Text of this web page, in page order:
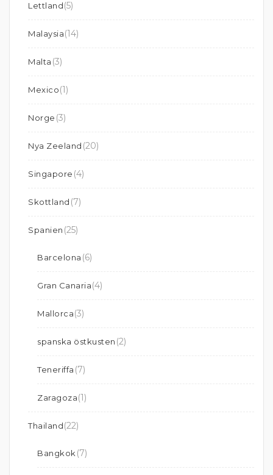
Lettland(5)
Malaysia(14)
Malta (3)
Mexico(1)
Norge (3)
Nya Zeeland (20)
Singapore (4)
Skottland (7)
Spanien (25)
Barcelona (6)
Gran Canaria(4)
Mallorca(3)
spanska östkusten (2)
Teneriffa (7)
Zaragoza(1)
Thailand(22)
Bangkok (7)